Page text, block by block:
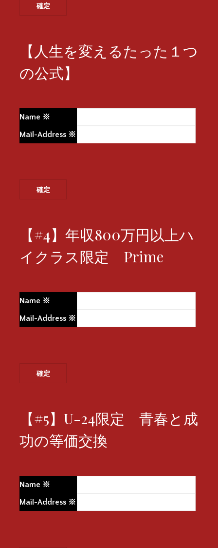
【人生を変えるたった１つ
の公式】
Name ※
Mail-Address ※
【#4】年収800万円以上ハ
イクラス限定 Prime
Name ※
Mail-Address ※
【#5】U-24限定 青春と成
功の等価交換
Name ※
Mail-Address ※